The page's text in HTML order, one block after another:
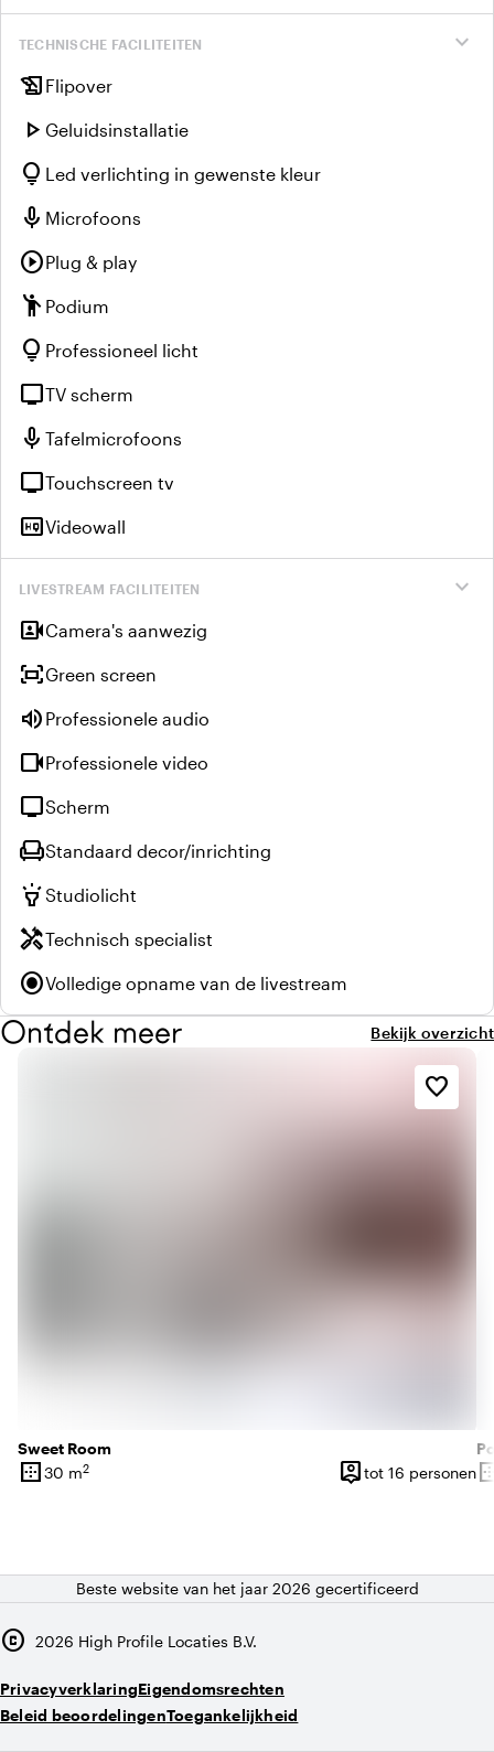
expand_more
TECHNISCHE FACILITEITEN
history_edu Flipover
play_arrow Geluidsinstallatie
lightbulb Led verlichting in gewenste kleur
mic Microfoons
play_circlePlug & play
emoji_people Podium
lightbulb Professioneel licht
tvTV scherm
mic Tafelmicrofoons
tvTouchscreen tv
high_qualityVideowall
expand_more
LIVESTREAM FACILITEITEN
video_camera_frontCamera's aanwezig
fit_screenGreen screen
volume_up Professionele audio
videocamProfessionele video
tvScherm
chairStandaard decor/inrichting
highlightStudiolicht
handymanTechnisch specialist
radio_button_checkedVolledige opname van de livestream
Ontdek meer Bekijk overzicht
Sweet Room
border_outer
Oppervlakte
30 m2 person_pin
Capaciteit
tot 16 personen
favorite_border
Beste website van het jaar 2026 gecertificeerd
copyright 2026 High Profile Locaties B.V.
PrivacyverklaringEigendomsrechten
Beleid beoordelingenToegankelijkheid